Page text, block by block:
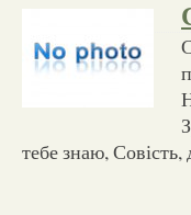
тебе знаю, Совість,